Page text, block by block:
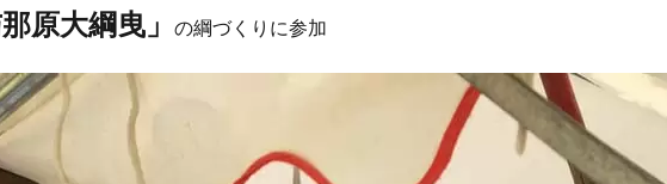
那原大綱曳」 の綱づくりに参加